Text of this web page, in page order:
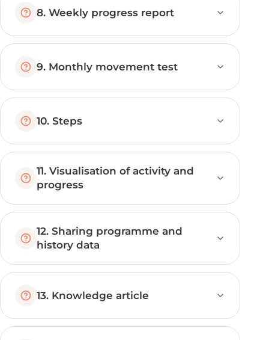
8. Weekly progress report
9. Monthly movement test
10. Steps
11. Visualisation of activity and
progress
12. Sharing programme and
history data
13. Knowledge article